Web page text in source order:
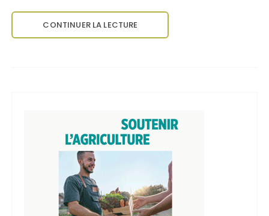
CONTINUER LA LECTURE